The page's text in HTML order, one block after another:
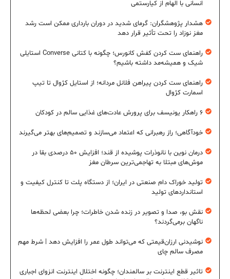
انسانی با الهام از کیارستمی
هشدار پژوهشگران: گرمای شدید در دوران بارداری ممکن است رشد
مغز نوزاد را تحت تأثیر قرار دهد
راهنمای ست کردن کفش کانورس؛ چگونه با کتانی Converse استایلی
شیک و همیشه‌مد داشته باشیم؟
راهنمای ست کردن پیراهن فلانل مردانه؛ از استایل کژوال تا تیپ
اسمارت کژوال
۶ راهکار یونیسف برای پرورش عادت‌های غذایی سالم در کودکان
خودآگاهی؛ راز رهبرانی که اعتماد می‌سازند و تصمیم‌های بهتر می‌گیرند
درمان نوین با نانوذرات پوشیده از قند؛ افزایش ۵۰ درصدی بقا در
موش‌های مبتلا به تهاجمی‌ترین سرطان مغز
تولید خوراک دام صنعتی در ایران؛ از دستگاه پلت تا کنترل کیفیت و
استانداردهای تولید
نقش بو، صدا و تصویر در زنده شدن خاطرات؛ چرا بعضی لحظه‌ها
ناگهان برمی‌گردند؟
نوشیدنی ارزان‌قیمتی که می‌تواند طول عمر را افزایش دهد | شرط مهم
مصرف سالم چای
تاثیر قطع اینترنت بر سالمندان؛ چگونه اختلال اینترنت انزوای اجباری